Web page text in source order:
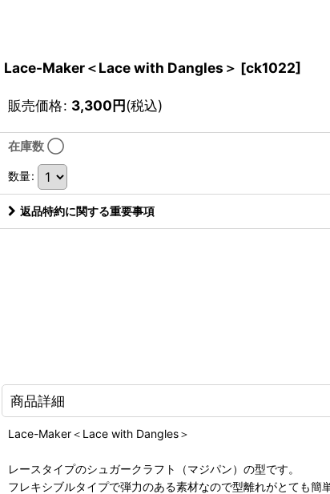
Lace-Maker＜Lace with Dangles＞ [ck1022]
販売価格: 3,300円(税込)
在庫数 ◯
数量:
返品特約に関する重要事項
商品詳細
Lace-Maker＜Lace with Dangles＞
レースタイプのシュガークラフト（マジパン）の型です。
フレキシブルタイプで弾力のある素材なので型離れがとても簡単